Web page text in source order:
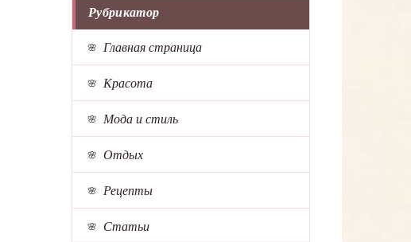
Рубрикатор
Главная страница
Красота
Мода и стиль
Отдых
Рецепты
Статьи